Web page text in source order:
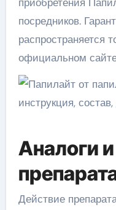
посредников.
распространяется
официальном
Аналоги
Действие